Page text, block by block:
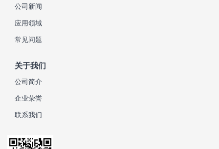
公司新闻
应用领域
常见问题
关于我们
公司简介
企业荣誉
联系我们